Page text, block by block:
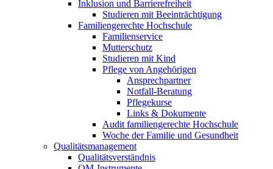
Inklusion und Barrierefreiheit
Studieren mit Beeinträchtigung
Familiengerechte Hochschule
Familienservice
Mutterschutz
Studieren mit Kind
Pflege von Angehörigen
Ansprechpartner
Notfall-Beratung
Pflegekurse
Links & Dokumente
Audit familiengerechte Hochschule
Woche der Familie und Gesundheit
Qualitätsmanagement
Qualitätsverständnis